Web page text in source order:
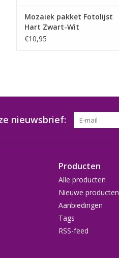
Mozaiek pakket Fotolijst
Hart Zwart-Wit
€10,95
nieuwsbrief:
Producten
Alle producten
Nieuwe producten
Aanbiedingen
Tags
RSS-feed